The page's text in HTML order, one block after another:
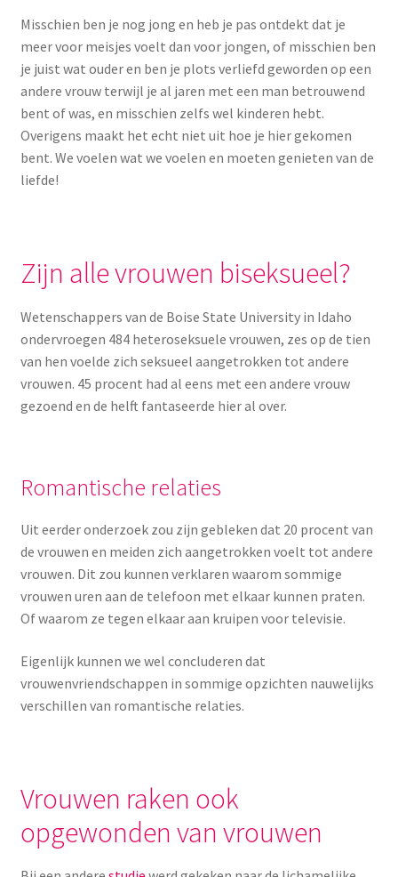
Misschien ben je nog jong en heb je pas ontdekt dat je
meer voor meisjes voelt dan voor jongen, of misschien ben
je juist wat ouder en ben je plots verliefd geworden op een
andere vrouw terwijl je al jaren met een man betrouwend
bent of was, en misschien zelfs wel kinderen hebt.
Overigens maakt het echt niet uit hoe je hier gekomen
bent. We voelen wat we voelen en moeten genieten van de
liefde!
Zijn alle vrouwen biseksueel?
Wetenschappers van de Boise State University in Idaho
ondervroegen 484 heteroseksuele vrouwen, zes op de tien
van hen voelde zich seksueel aangetrokken tot andere
vrouwen. 45 procent had al eens met een andere vrouw
gezoend en de helft fantaseerde hier al over.
Romantische relaties
Uit eerder onderzoek zou zijn gebleken dat 20 procent van
de vrouwen en meiden zich aangetrokken voelt tot andere
vrouwen. Dit zou kunnen verklaren waarom sommige
vrouwen uren aan de telefoon met elkaar kunnen praten.
Of waarom ze tegen elkaar aan kruipen voor televisie.
Eigenlijk kunnen we wel concluderen dat
vrouwenvriendschappen in sommige opzichten nauwelijks
verschillen van romantische relaties.
Vrouwen raken ook
opgewonden van vrouwen